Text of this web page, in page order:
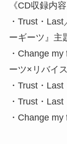
《CD収録内容
・Trust・
ーギーツ』主
・Change
ーツ×リバイ
・Trust・
・Trust・Last
・Change my